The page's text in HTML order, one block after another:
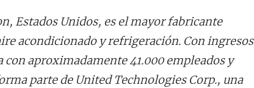
Estados Unidos, es el mayor fabricante
acondicionado y refrigeración. Con ingresos
con aproximadamente 41.000 empleados y
parte de United Technologies Corp., una